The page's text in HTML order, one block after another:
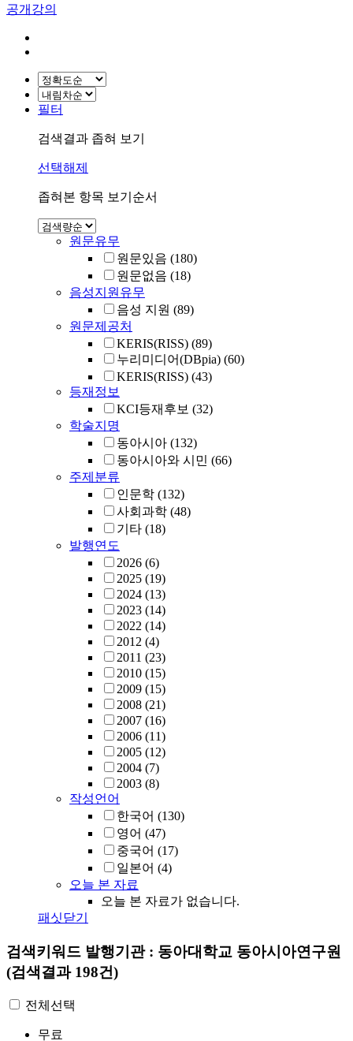
공개강의
필터
검색결과 좁혀 보기
선택해제
좁혀본 항목 보기순서
원문유무
원문있음 (180)
원문없음 (18)
음성지원유무
음성 지원 (89)
원문제공처
KERIS(RISS) (89)
누리미디어(DBpia) (60)
KERIS(RISS) (43)
등재정보
KCI등재후보 (32)
학술지명
동아시아 (132)
동아시아와 시민 (66)
주제분류
인문학 (132)
사회과학 (48)
기타 (18)
발행연도
2026 (6)
2025 (19)
2024 (13)
2023 (14)
2022 (14)
2012 (4)
2011 (23)
2010 (15)
2009 (15)
2008 (21)
2007 (16)
2006 (11)
2005 (12)
2004 (7)
2003 (8)
작성언어
한국어 (130)
영어 (47)
중국어 (17)
일본어 (4)
오늘 본 자료
오늘 본 자료가 없습니다.
패싯닫기
검색키워드 발행기관 : 동아대학교 동아시아연구원
(검색결과 198건)
전체선택
무료